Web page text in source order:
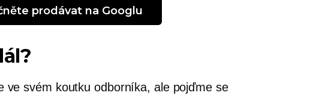
prodávat na Googlu
ve svém koutku odborníka, ale pojďme se